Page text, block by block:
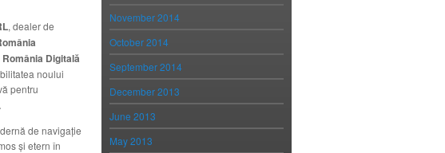
, dealer de
Digitală
noului
pentru
de navigaţie
şi etern în
November 2014
October 2014
September 2014
December 2013
June 2013
May 2013